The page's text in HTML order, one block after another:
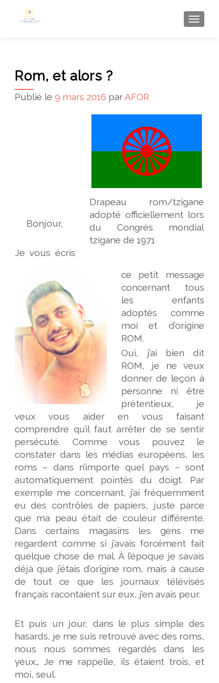
Rom, et alors ?
Publié le 9 mars 2016 par AFOR
Drapeau rom/tzigane
adopté officiellement lors
du Congrès mondial
tzigane de 1971
Bonjour,
Je vous écris
ce petit message
concernant tous
les enfants
adoptés comme
moi et d’origine
ROM.
Oui, j’ai bien dit
ROM, je ne veux
donner de leçon à
personne ni être
prétentieux, je
veux vous aider en vous faisant
comprendre qu’il faut arrêter de se sentir
persécuté. Comme vous pouvez le
constater dans les médias européens, les
roms – dans n’importe quel pays – sont
automatiquement pointés du doigt. Par
exemple me concernant, j’ai fréquemment
eu des contrôles de papiers, juste parce
que ma peau était de couleur différente.
Dans certains magasins les gens me
regardent comme si j’avais forcément fait
quelque chose de mal. À l’époque je savais
déjà que j’étais d’origine rom, mais à cause
de tout ce que les journaux télévisés
français racontaient sur eux, j’en avais peur.
Et puis un jour, dans le plus simple des
hasards, je me suis retrouvé avec des roms,
nous nous sommes regardés dans les
yeux… Je me rappelle, ils étaient trois, et
moi, seul.